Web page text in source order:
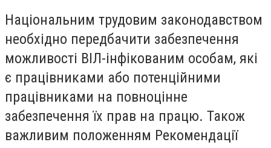
Національним трудовим законодавством
необхідно передбачити забезпечення
можливості ВІЛ-інфікованим особам, які
є працівниками або потенційними
працівниками на повноцінне
забезпечення їх прав на працю. Також
важливим положенням Рекомендації